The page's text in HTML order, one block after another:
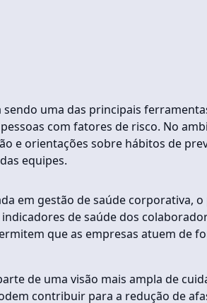
uma das principais
com fatores de risco. No
e orientações sobre hábitos de
equipes.
em gestão de saúde corporativa,
de saúde dos
que as empresas atuem de
de uma visão mais ampla de
contribuir para a redução de